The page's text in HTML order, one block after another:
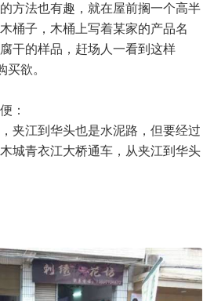
方法也有趣，就在屋前搁一个高半
桶子，木桶上写着某家的产品名
干的样品，赶场人一看到这样
买欲。
：
夹江到华头也是水泥路，但要经过
城青衣江大桥通车，从夹江到华头